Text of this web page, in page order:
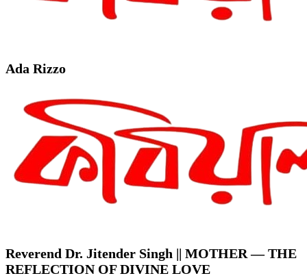
Ada Rizzo
Reverend Dr. Jitender Singh || MOTHER — THE
REFLECTION OF DIVINE LOVE